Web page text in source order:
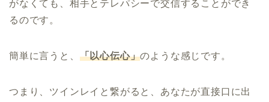
がなくても、相手とテレパシーで交信することができ
るのです。
簡単に言うと、 「以心伝心」のような感じです。
つまり、ツインレイと繋がると、あなたが直接口に出